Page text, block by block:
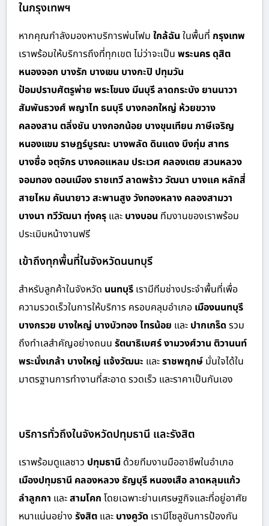
ในกรุงเทพฯ
หากคุณกำลังมองหาบริการพ่นโฟม ใกล้ฉัน ในพื้นที่ กรุงเทพ
เราพร้อมให้บริการถึงที่ทุกเขต ไม่ว่าจะเป็น พระนคร ดุสิต
หนองจอก บางรัก บางเขน บางกะปิ ปทุมวัน
ป้อมปราบศัตรูพ่าย พระโขนง มีนบุรี ลาดกระบัง ยานนาวา
สัมพันธวงศ์ พญาไท ธนบุรี บางกอกใหญ่ ห้วยขวาง
คลองสาน ตลิ่งชัน บางกอกน้อย บางขุนเทียน ภาษีเจริญ
หนองแขม ราษฎร์บูรณะ บางพลัด ดินแดง บึงกุ่ม สาทร
บางซื่อ จตุจักร บางคอแหลม ประเวศ คลองเตย สวนหลวง
จอมทอง ดอนเมือง ราชเทวี ลาดพร้าว วัฒนา บางแค หลักสี่
สายไหม คันนายาว สะพานสูง วังทองหลาง คลองสามวา
บางนา ทวีวัฒนา ทุ่งครุ และ บางบอน ทีมงานของเราพร้อม
ประเมินหน้างานฟรี
เข้าถึงทุกพื้นที่ในจังหวัดนนทบุรี
สำหรับลูกค้าในจังหวัด นนทบุรี เรามีทีมช่างประจำพื้นที่เพื่อ
ความรวดเร็วในการให้บริการ ครอบคลุมอำเภอ เมืองนนทบุรี
บางกรวย บางใหญ่ บางบัวทอง ไทรน้อย และ ปากเกร็ด รวม
ถึงทำเลสำคัญอย่างถนน รัตนาธิเบศร์ งามวงศ์วาน ติวานนท์
พระนั่งเกล้า บางใหญ่ แจ้งวัฒนะ และราชพฤกษ์ มั่นใจได้ใน
มาตรฐานการทำงานที่สะอาด รวดเร็ว และราคาเป็นกันเอง
บริการทั่วถึงในจังหวัดปทุมธานี และรังสิต
เราพร้อมดูแลชาว ปทุมธานี ด้วยทีมงานมืออาชีพในอำเภอ
เมืองปทุมธานี คลองหลวง ธัญบุรี หนองเสือ ลาดหลุมแก้ว
ลำลูกกา และสามโคก โดยเฉพาะย่านเศรษฐกิจและที่อยู่อาศัย
หนาแน่นอย่าง รังสิต และ บางคูวัด เรามีโซลูชันการป้องกัน